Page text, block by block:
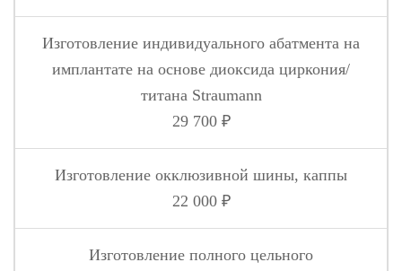
Изготовление индивидуального абатмента на
имплантате на основе диоксида циркония/
титана Straumann
29 700 ₽
Изготовление окклюзивной шины, каппы
22 000 ₽
Изготовление полного цельного